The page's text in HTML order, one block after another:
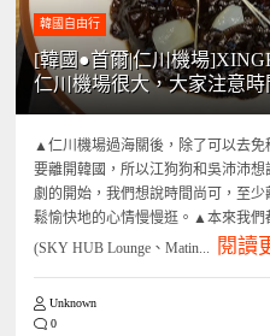
韓國自由行
[韓國●首爾|仁川機場
仁川機場很大，大家注意
▲仁川機場過海關後，除了可以去
要離開韓國，所以江狗狗和吳沛沛
劇的開始，我們想說時間尚可，至
鬆愉快地的心情慢慢逛。▲本來我們
(SKY HUB Lounge、Matin...
閱讀
Unknown
0